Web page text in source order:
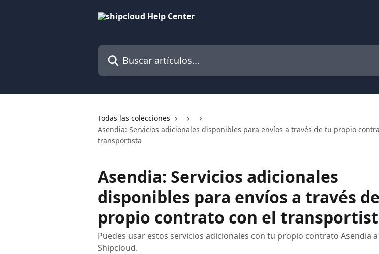
Buscar artículos...
Todas las colecciones
Asendia: Servicios adicionales disponibles para envíos a través de tu propio
transportista
Asendia: Servicios adicionales
disponibles para envíos a través
propio contrato con el
Puedes usar estos servicios adicionales con tu propio contrato Asendia
Shipcloud.